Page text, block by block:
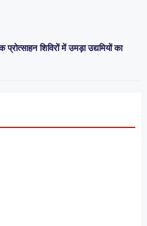
शिविरों में उमड़ा उद्यमियों का